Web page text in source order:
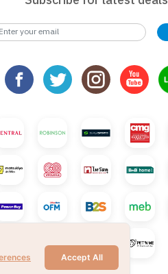
Accept All